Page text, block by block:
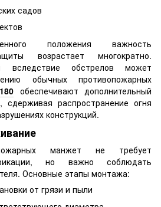
садов
положения важность
возрастает многократно.
вследствие обстрелов может
обычных противопожарных
обеспечивают дополнительный
сдерживая распространение огня
конструкций.
манжет не требует
но важно соблюдать
Основные этапы монтажа:
от грязи и пыли